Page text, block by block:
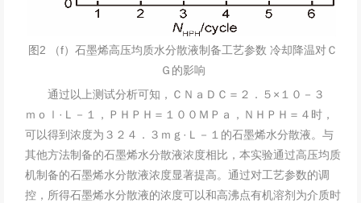
图2 （f）石墨烯高压均质水分散液制备工艺参数 冷却降温对Ｃ
Ｇ的影响
通过以上测试分析可知，ＣＮａＤＣ＝２．５×１０－３
ｍｏｌ·Ｌ－１，ＰＨＰＨ＝１００ＭＰａ，ＮＨＰＨ＝４时，
可以得到浓度为３２４．３ｍｇ·Ｌ－１的石墨烯水分散液。与
其他方法制备的石墨烯水分散液浓度相比，本实验通过高压均质
机制备的石墨烯水分散液浓度显著提高。通过对工艺参数的调
控，所得石墨烯水分散液的浓度可以和高沸点有机溶剂为介质时